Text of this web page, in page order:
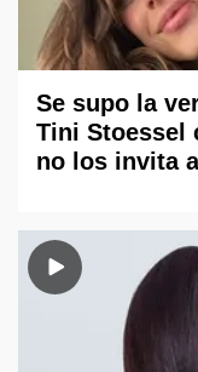
Se supo la
Tini Stoessel
no los invita